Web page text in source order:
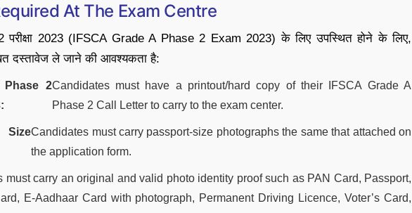
At The Exam Centre
2023 (IFSCA Grade A Phase 2 Exam 2023) के लिए उपस्थित होने के लिए,
दस्तावेज ले जाने की आवश्यकता है:
Phase 2Candidates must have a printout/hard copy of their IFSCA Grade A
Phase 2 Call Letter to carry to the exam center.
Candidates must carry passport-size photographs the same that attached on
the application form.
must carry an original and valid photo identity proof such as PAN Card, Passport,
E-Aadhaar Card with photograph, Permanent Driving Licence, Voter’s Card,